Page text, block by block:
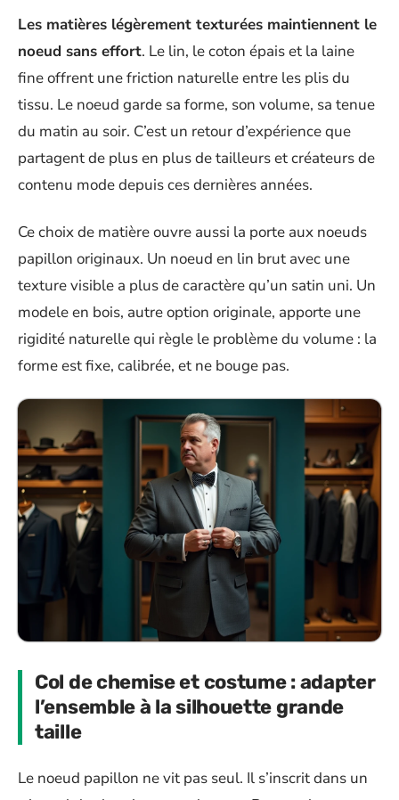
Les matières légèrement texturées maintiennent le
noeud sans effort. Le lin, le coton épais et la laine
fine offrent une friction naturelle entre les plis du
tissu. Le noeud garde sa forme, son volume, sa tenue
du matin au soir. C’est un retour d’expérience que
partagent de plus en plus de tailleurs et créateurs de
contenu mode depuis ces dernières années.
Ce choix de matière ouvre aussi la porte aux noeuds
papillon originaux. Un noeud en lin brut avec une
texture visible a plus de caractère qu’un satin uni. Un
modele en bois, autre option originale, apporte une
rigidité naturelle qui règle le problème du volume : la
forme est fixe, calibrée, et ne bouge pas.
Col de chemise et costume : adapter
l’ensemble à la silhouette grande
taille
Le noeud papillon ne vit pas seul. Il s’inscrit dans un